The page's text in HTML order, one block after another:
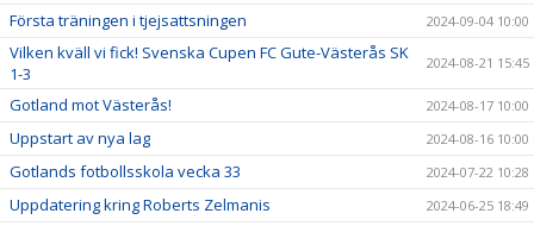
Första träningen i tjejsattsningen 2024-09-04 10:00
Vilken kväll vi fick! Svenska Cupen FC Gute-Västerås SK
1-3
2024-08-21 15:45
Gotland mot Västerås! 2024-08-17 10:00
Uppstart av nya lag 2024-08-16 10:00
Gotlands fotbollsskola vecka 33 2024-07-22 10:28
Uppdatering kring Roberts Zelmanis 2024-06-25 18:49